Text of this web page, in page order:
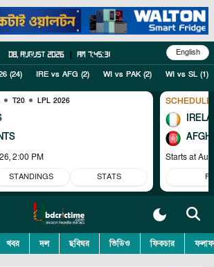
08, August 2026 am 7:45:32 English
(24) IRE vs AFG (2) WI vs PAK(2) WI vs SL (1)
T20 LPL 2026
2:00 PM
STANDINGS STATS
Starts at
খবর দল ছবিঘর ভিডিও ফিকচার